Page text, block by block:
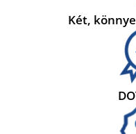
Két,